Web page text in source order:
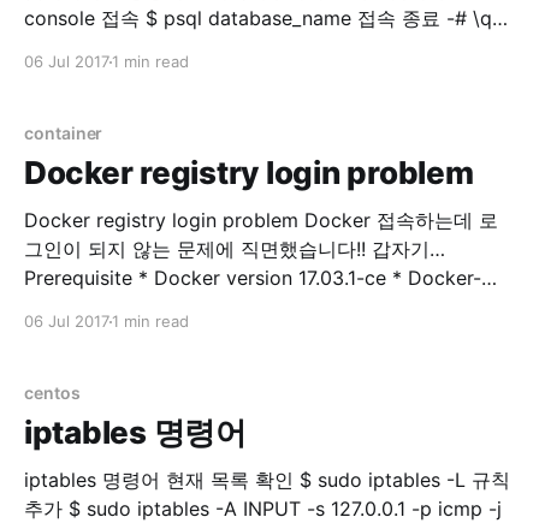
console 접속 $ psql database_name 접속 종료 -# \q
database_name 사용자 목록 표시 -# \du Role 생성 -#
CREATE
06 Jul 20171 min read
container
Docker registry login problem
Docker registry login problem Docker 접속하는데 로
그인이 되지 않는 문제에 직면했습니다!! 갑자기…
Prerequisite * Docker version 17.03.1-ce * Docker-
http://docker.example.com/v2/: dial tcp 176.32.
06 Jul 20171 min read
centos
iptables 명령어
iptables 명령어 현재 목록 확인 $ sudo iptables -L 규칙
추가 $ sudo iptables -A INPUT -s 127.0.0.1 -p icmp -j